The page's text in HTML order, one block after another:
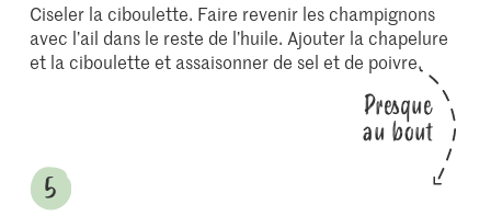
Ciseler la ciboulette. Faire revenir les champignons
avec l’ail dans le reste de l’huile. Ajouter la chapelure
et la ciboulette et assaisonner de sel et de poivre.
Presque
au bout